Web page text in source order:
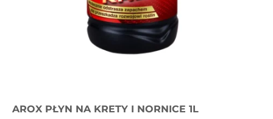
AROX PŁYN NA KRETY I NORNICE 1L